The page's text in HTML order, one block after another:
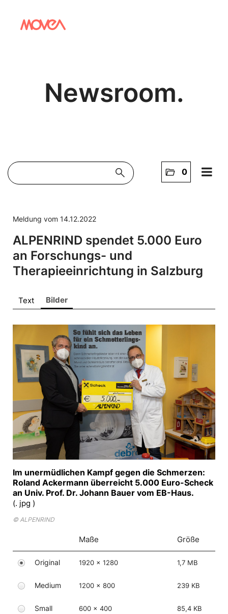
Newsroom.
search folder_open 0
Barmherzige Brüder Salzburg
Bring!
dm drogerie markt
doppler Schirme
King Colis
Lenzing
movea
VEOCEL
Sonstige
Pressekontakt
Meldung vom 14.12.2022
ALPENRIND spendet 5.000 Euro
an Forschungs- und
Therapieeinrichtung in Salzburg
Text Bilder
Im unermüdlichen Kampf gegen die Schmerzen:
Roland Ackermann überreicht 5.000 Euro-Scheck
an Univ. Prof. Dr. Johann Bauer vom EB-Haus.
(. jpg )
© ALPENRIND
Maße Größe
Original 1920 x 1280 1,7 MB
Medium 1200 x 800 239 KB
Small 600 x 400 85,4 KB